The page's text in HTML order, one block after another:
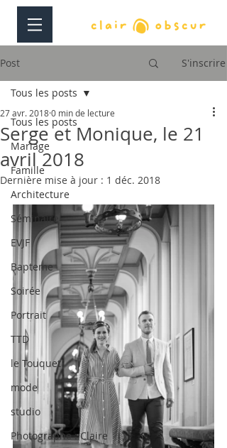
Post S'inscrire
Tous les posts
Mariage
Famille
Architecture
Séminaire
EVJF
Bapteme
Soirée
Portrait
TTD
le Touquet
mode
studio
Photographe : Claire
Tous les posts
Serge et Monique, le 21
avril 2018
27 avr. 20180 min de lecture
Dernière mise à jour : 1 déc. 2018